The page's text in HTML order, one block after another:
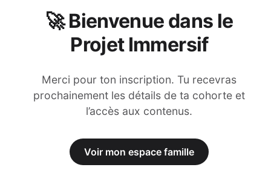
🚀 Bienvenue dans le
Projet Immersif
Merci pour ton inscription. Tu recevras
prochainement les détails de ta cohorte et
l’accès aux contenus.
Voir mon espace famille